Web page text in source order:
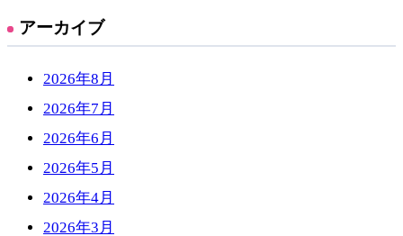
アーカイブ
2026年8月
2026年7月
2026年6月
2026年5月
2026年4月
2026年3月